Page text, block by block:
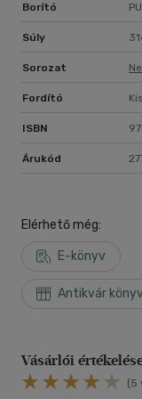
Borító
Súly
Sorozat
Fordító
ISBN
Árukód
Elérhető még:
E-könyv
Antikvár
Vásárlói
(5